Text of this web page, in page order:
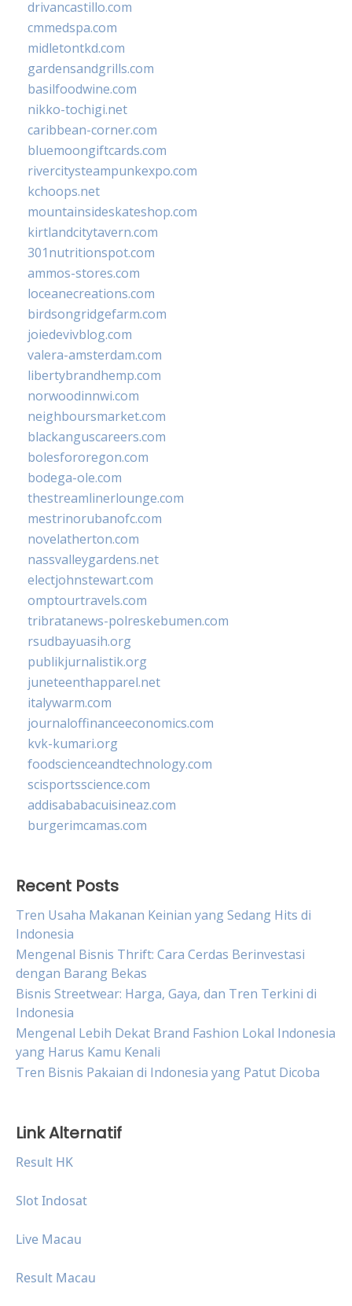
drivancastillo.com
cmmedspa.com
midletontkd.com
gardensandgrills.com
basilfoodwine.com
nikko-tochigi.net
caribbean-corner.com
bluemoongiftcards.com
rivercitysteampunkexpo.com
kchoops.net
mountainsideskateshop.com
kirtlandcitytavern.com
301nutritionspot.com
ammos-stores.com
loceanecreations.com
birdsongridgefarm.com
joiedevivblog.com
valera-amsterdam.com
libertybrandhemp.com
norwoodinnwi.com
neighboursmarket.com
blackanguscareers.com
bolesfororegon.com
bodega-ole.com
thestreamlinerlounge.com
mestrinorubanofc.com
novelatherton.com
nassvalleygardens.net
electjohnstewart.com
omptourtravels.com
tribratanews-polreskebumen.com
rsudbayuasih.org
publikjurnalistik.org
juneteenthapparel.net
italywarm.com
journaloffinanceeconomics.com
kvk-kumari.org
foodscienceandtechnology.com
scisportsscience.com
addisababacuisineaz.com
burgerimcamas.com
Recent Posts
Tren Usaha Makanan Keinian yang Sedang Hits di
Indonesia
Mengenal Bisnis Thrift: Cara Cerdas Berinvestasi
dengan Barang Bekas
Bisnis Streetwear: Harga, Gaya, dan Tren Terkini di
Indonesia
Mengenal Lebih Dekat Brand Fashion Lokal Indonesia
yang Harus Kamu Kenali
Tren Bisnis Pakaian di Indonesia yang Patut Dicoba
Link Alternatif
Result HK
Slot Indosat
Live Macau
Result Macau